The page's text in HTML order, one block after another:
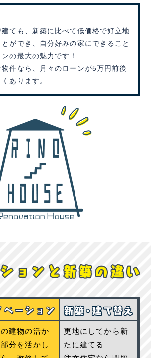
建ても、新築に比べて低価格で好立地
ができ、自分好みの家にできること
の最大の魅力です！
物件なら、月々のローンが5万円前後
あります。
建物の活か
分を活かし
更地にしてから新
たに建てる